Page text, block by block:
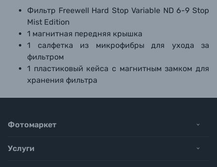
Фильтр Freewell Hard Stop Variable ND 6-9 Stop
Mist Edition
1 магнитная передняя крышка
1 салфетка из микрофибры для ухода за
фильтром
1 пластиковый кейса с магнитным замком для
хранения фильтра
Фотомаркет
Услуги